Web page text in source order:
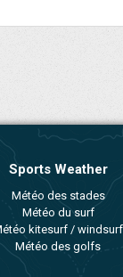
Sports Weather
Météo des stades
Météo du surf
kitesurf / windsurf
Météo des golfs